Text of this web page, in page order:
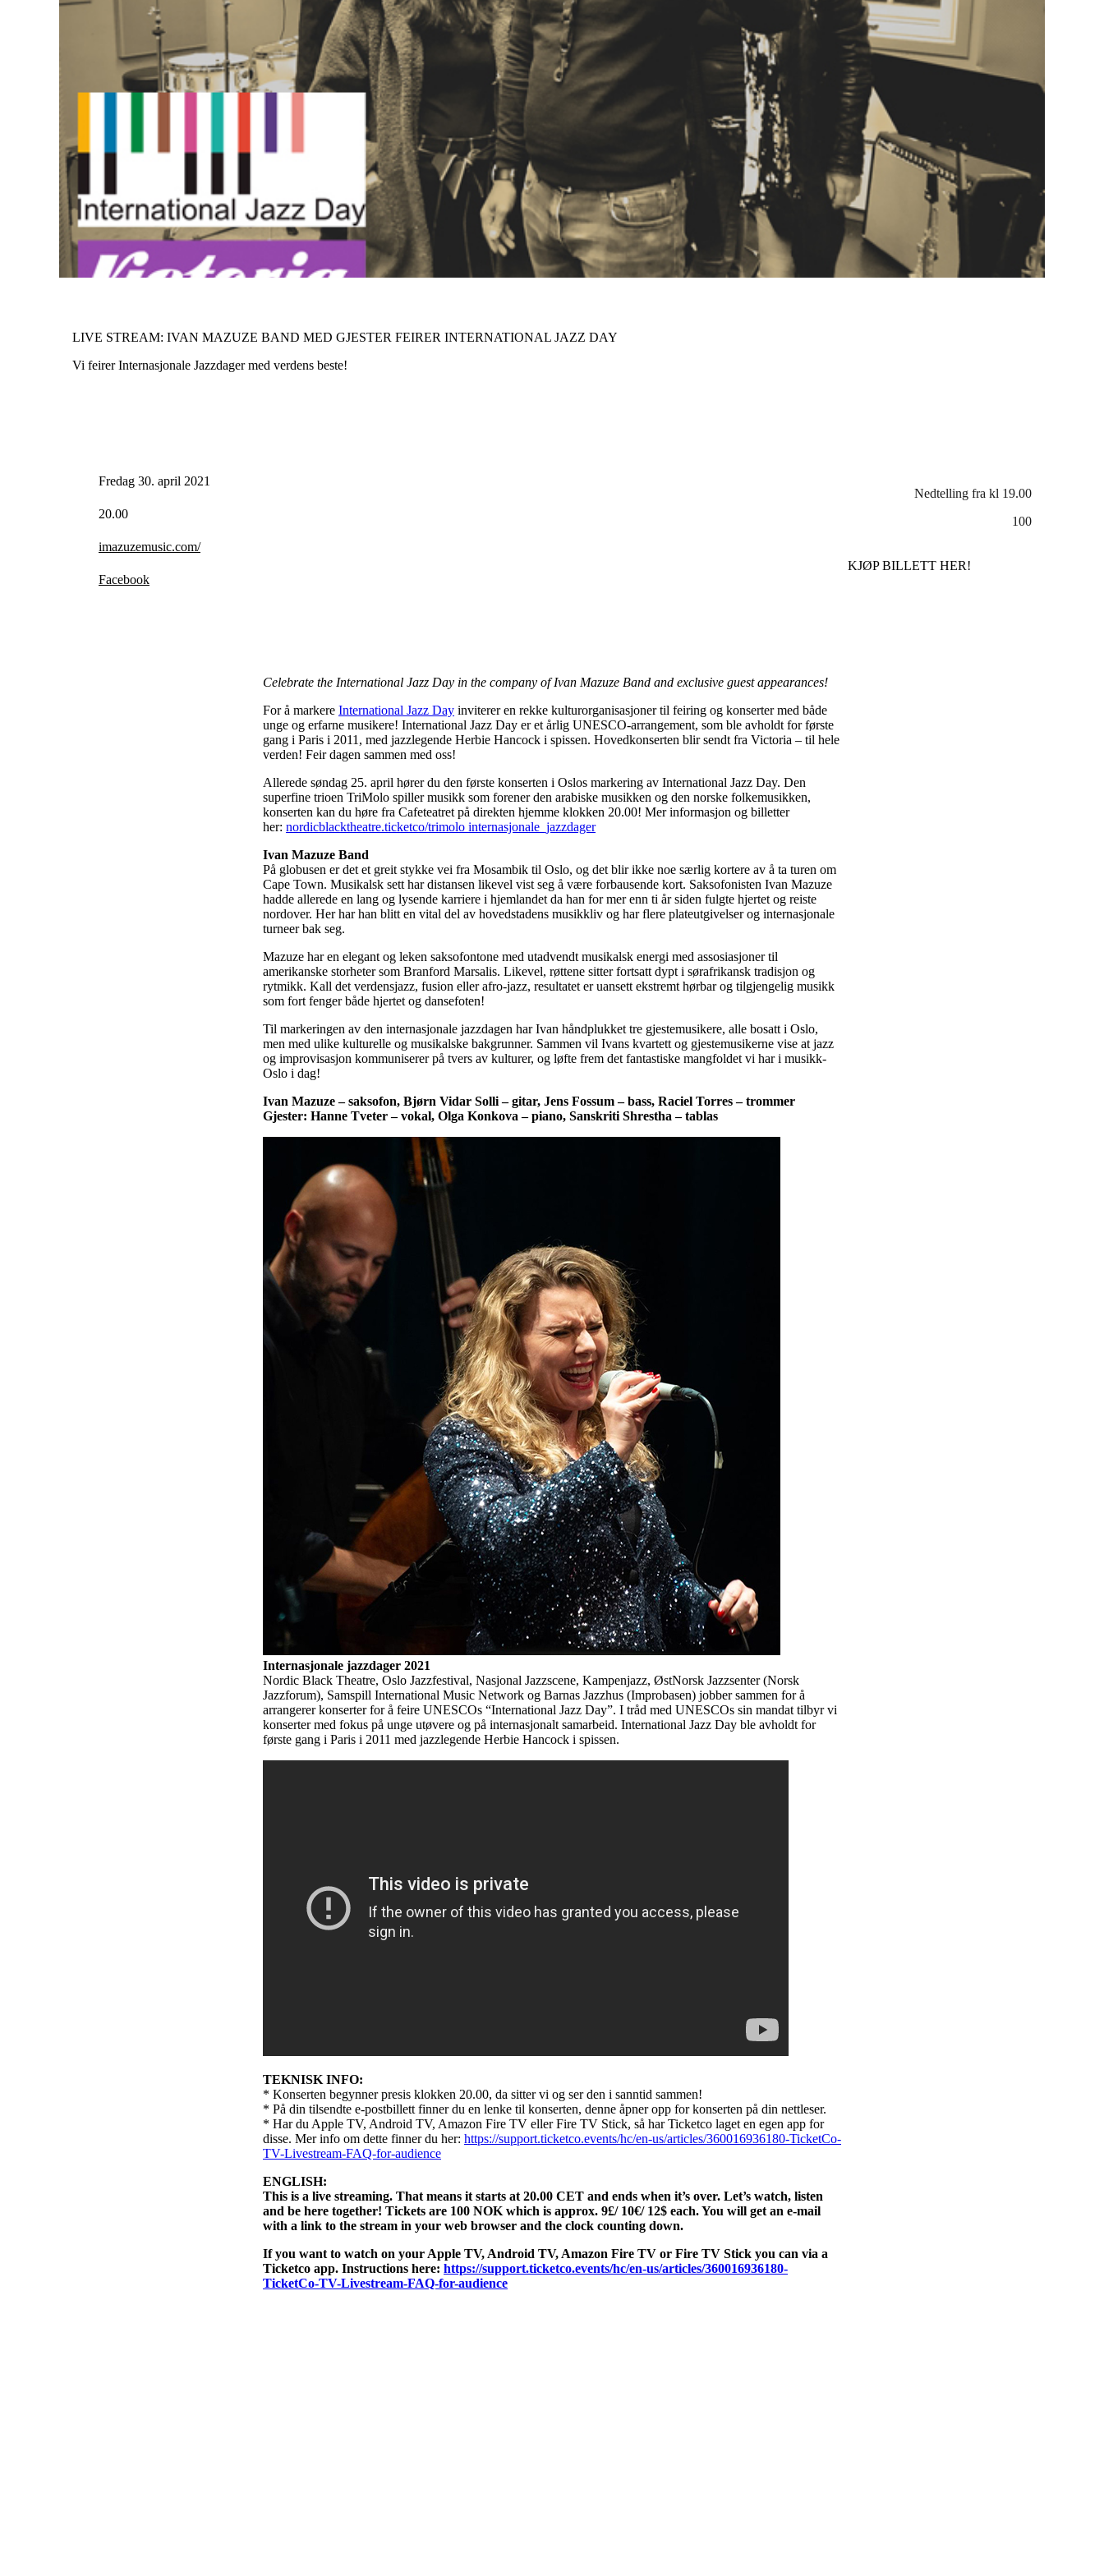
LIVE STREAM: IVAN MAZUZE BAND MED GJESTER FEIRER INTERNATIONAL JAZZ DAY
Vi feirer Internasjonale Jazzdager med verdens beste!
Fredag 30. april 2021
20.00
imazuzemusic.com/
Facebook
Nedtelling fra kl 19.00
100
KJØP BILLETT HER!
Celebrate the International Jazz Day in the company of Ivan Mazuze Band and exclusive guest appearances!
For å markere International Jazz Day inviterer en rekke kulturorganisasjoner til feiring og konserter med både
unge og erfarne musikere! International Jazz Day er et årlig UNESCO-arrangement, som ble avholdt for første
gang i Paris i 2011, med jazzlegende Herbie Hancock i spissen. Hovedkonserten blir sendt fra Victoria – til hele
verden! Feir dagen sammen med oss!
Allerede søndag 25. april hører du den første konserten i Oslos markering av International Jazz Day. Den
superfine trioen TriMolo spiller musikk som forener den arabiske musikken og den norske folkemusikken,
konserten kan du høre fra Cafeteatret på direkten hjemme klokken 20.00! Mer informasjon og billetter
her: nordicblacktheatre.ticketco/trimolo internasjonale_jazzdager
Ivan Mazuze Band
På globusen er det et greit stykke vei fra Mosambik til Oslo, og det blir ikke noe særlig kortere av å ta turen om
Cape Town. Musikalsk sett har distansen likevel vist seg å være forbausende kort. Saksofonisten Ivan Mazuze
hadde allerede en lang og lysende karriere i hjemlandet da han for mer enn ti år siden fulgte hjertet og reiste
nordover. Her har han blitt en vital del av hovedstadens musikkliv og har flere plateutgivelser og internasjonale
turneer bak seg.
Mazuze har en elegant og leken saksofontone med utadvendt musikalsk energi med assosiasjoner til
amerikanske storheter som Branford Marsalis. Likevel, røttene sitter fortsatt dypt i sørafrikansk tradisjon og
rytmikk. Kall det verdensjazz, fusion eller afro-jazz, resultatet er uansett ekstremt hørbar og tilgjengelig musikk
som fort fenger både hjertet og dansefoten!
Til markeringen av den internasjonale jazzdagen har Ivan håndplukket tre gjestemusikere, alle bosatt i Oslo,
men med ulike kulturelle og musikalske bakgrunner. Sammen vil Ivans kvartett og gjestemusikerne vise at jazz
og improvisasjon kommuniserer på tvers av kulturer, og løfte frem det fantastiske mangfoldet vi har i musikk-
Oslo i dag!
Ivan Mazuze – saksofon, Bjørn Vidar Solli – gitar, Jens Fossum – bass, Raciel Torres – trommer
Gjester: Hanne Tveter – vokal, Olga Konkova – piano, Sanskriti Shrestha – tablas
Internasjonale jazzdager 2021
Nordic Black Theatre, Oslo Jazzfestival, Nasjonal Jazzscene, Kampenjazz, ØstNorsk Jazzsenter (Norsk
Jazzforum), Samspill International Music Network og Barnas Jazzhus (Improbasen) jobber sammen for å
arrangerer konserter for å feire UNESCOs “International Jazz Day”. I tråd med UNESCOs sin mandat tilbyr vi
konserter med fokus på unge utøvere og på internasjonalt samarbeid. International Jazz Day ble avholdt for
første gang i Paris i 2011 med jazzlegende Herbie Hancock i spissen.
TEKNISK INFO:
* Konserten begynner presis klokken 20.00, da sitter vi og ser den i sanntid sammen!
* På din tilsendte e-postbillett finner du en lenke til konserten, denne åpner opp for konserten på din nettleser.
* Har du Apple TV, Android TV, Amazon Fire TV eller Fire TV Stick, så har Ticketco laget en egen app for
disse. Mer info om dette finner du her: https://support.ticketco.events/hc/en-us/articles/360016936180-TicketCo-
TV-Livestream-FAQ-for-audience
ENGLISH:
This is a live streaming. That means it starts at 20.00 CET and ends when it’s over. Let’s watch, listen
and be here together! Tickets are 100 NOK which is approx. 9£/ 10€/ 12$ each. You will get an e-mail
with a link to the stream in your web browser and the clock counting down.
If you want to watch on your Apple TV, Android TV, Amazon Fire TV or Fire TV Stick you can via a
Ticketco app. Instructions here: https://support.ticketco.events/hc/en-us/articles/360016936180-
TicketCo-TV-Livestream-FAQ-for-audience